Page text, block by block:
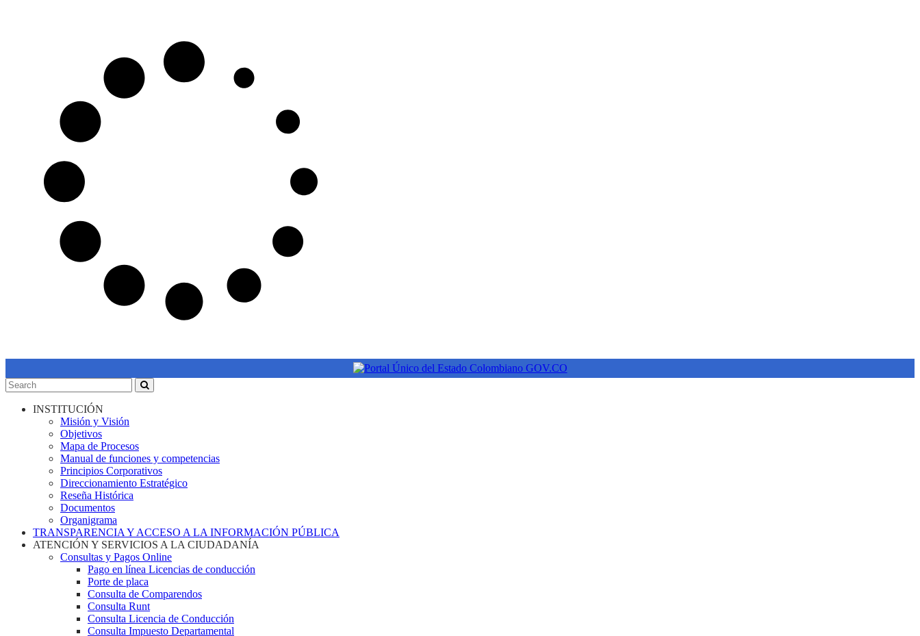
INSTITUCIÓN
Misión y Visión
Objetivos
Mapa de Procesos
Manual de funciones y competencias
Principios Corporativos
Direccionamiento Estratégico
Reseña Histórica
Documentos
Organigrama
TRANSPARENCIA Y ACCESO A LA INFORMACIÓN PÚBLICA
ATENCIÓN Y SERVICIOS A LA CIUDADANÍA
Consultas y Pagos Online
Pago en línea Licencias de conducción
Porte de placa
Consulta de Comparendos
Consulta Runt
Consulta Licencia de Conducción
Consulta Impuesto Departamental